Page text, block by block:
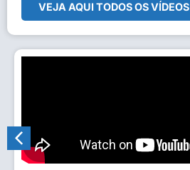
VEJA AQUI TODOS OS VÍDEOS